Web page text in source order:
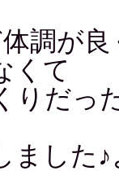
調が
くて
りだっ
ました